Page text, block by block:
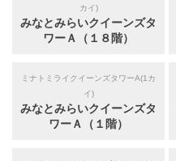
カイ)
みなとみらいクイーンズタ
ワーＡ（１８階）
ミナトミライクイーンズタワーA(1カ
イ)
みなとみらいクイーンズタ
ワーＡ（１階）